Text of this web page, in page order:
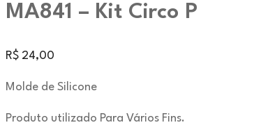
MA841 – Kit Circo P
R$ 24,00
Molde de Silicone
Produto utilizado Para Vários Fins.